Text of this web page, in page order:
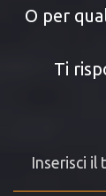
O per
Ti